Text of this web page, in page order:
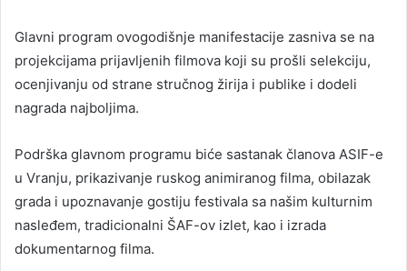
Glavni program ovogodišnje manifestacije zasniva se na
projekcijama prijavljenih filmova koji su prošli selekciju,
ocenjivanju od strane stručnog žirija i publike i dodeli
nagrada najboljima.
Podrška glavnom programu biće sastanak članova ASIF-e
u Vranju, prikazivanje ruskog animiranog filma, obilazak
grada i upoznavanje gostiju festivala sa našim kulturnim
nasleđem, tradicionalni ŠAF-ov izlet, kao i izrada
dokumentarnog filma.